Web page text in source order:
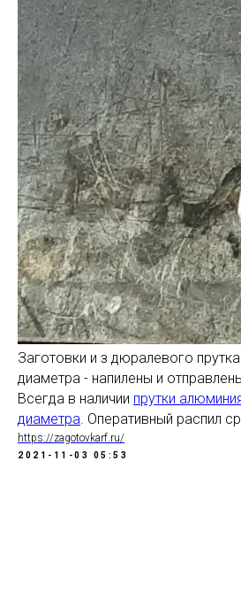
Заготовки и з дюралевого
диаметра - напилены и
Всегда в наличии прутки
диаметра. Оперативный распил
https://zagotovkarf.ru/
2021-11-03 05:53